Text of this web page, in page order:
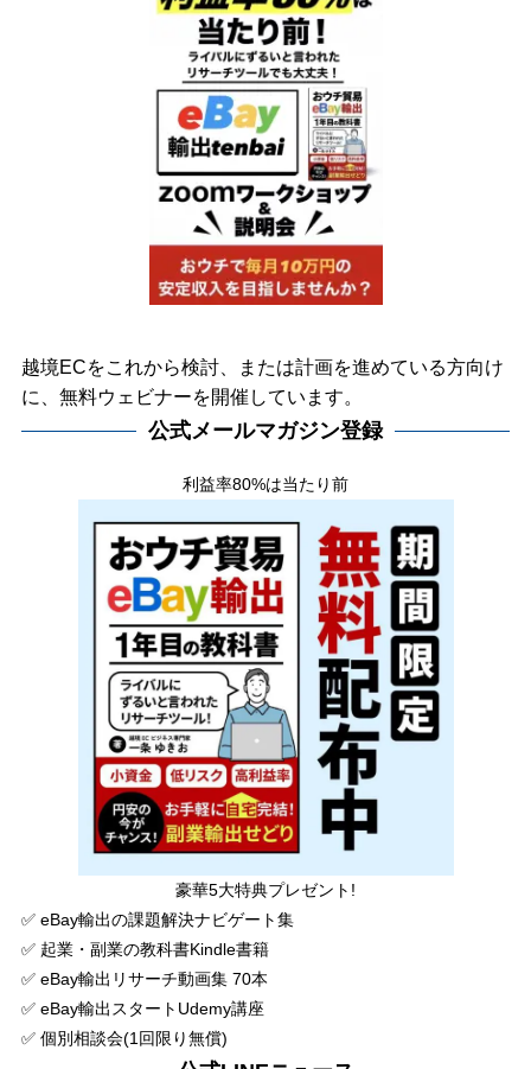
越境ECをこれから検討、または計画を進めている方向け
に、無料ウェビナーを開催しています。
公式メールマガジン登録
利益率80%は当たり前
豪華5大特典プレゼント!
✅ eBay輸出の課題解決ナビゲート集
✅ 起業・副業の教科書Kindle書籍
✅ eBay輸出リサーチ動画集 70本
✅ eBay輸出スタートUdemy講座
✅ 個別相談会(1回限り無償)